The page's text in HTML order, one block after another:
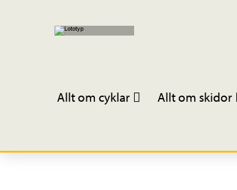
Allt om cyklar Allt om skidor